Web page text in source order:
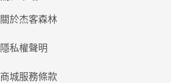
關於杰客森林
隱私權聲明
商城服務條款